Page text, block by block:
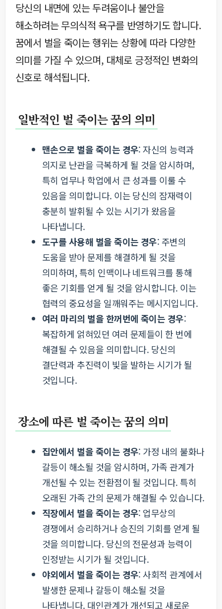
당신의 내면에 있는 두려움이나 불안을
해소하려는 무의식적 욕구를 반영하기도 합니다.
꿈에서 벌을 죽이는 행위는 상황에 따라 다양한
의미를 가질 수 있으며, 대체로 긍정적인 변화의
신호로 해석됩니다.
일반적인 벌 죽이는 꿈의 의미
맨손으로 벌을 죽이는 경우: 자신의 능력과
의지로 난관을 극복하게 될 것을 암시하며,
특히 업무나 학업에서 큰 성과를 이룰 수
있음을 의미합니다. 이는 당신의 잠재력이
충분히 발휘될 수 있는 시기가 왔음을
나타냅니다.
도구를 사용해 벌을 죽이는 경우: 주변의
도움을 받아 문제를 해결하게 될 것을
의미하며, 특히 인맥이나 네트워크를 통해
좋은 기회를 얻게 될 것을 암시합니다. 이는
협력의 중요성을 일깨워주는 메시지입니다.
여러 마리의 벌을 한꺼번에 죽이는 경우:
복잡하게 얽혀있던 여러 문제들이 한 번에
해결될 수 있음을 의미합니다. 당신의
결단력과 추진력이 빛을 발하는 시기가 될
것입니다.
장소에 따른 벌 죽이는 꿈의 의미
집안에서 벌을 죽이는 경우: 가정 내의 불화나
갈등이 해소될 것을 암시하며, 가족 관계가
개선될 수 있는 전환점이 될 것입니다. 특히
오래된 가족 간의 문제가 해결될 수 있습니다.
직장에서 벌을 죽이는 경우: 업무상의
경쟁에서 승리하거나 승진의 기회를 얻게 될
것을 의미합니다. 당신의 전문성과 능력이
인정받는 시기가 될 것입니다.
야외에서 벌을 죽이는 경우: 사회적 관계에서
발생한 문제나 갈등이 해소될 것을
나타냅니다. 대인관계가 개선되고 새로운